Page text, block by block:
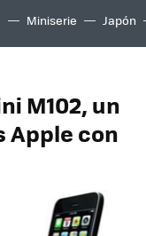
Miniserie Japón
M102, un
Apple con